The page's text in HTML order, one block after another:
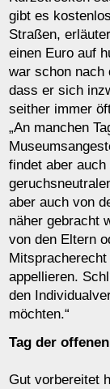
gibt es
Straßen,
einen Euro auf
war schon nach
dass er sich
seither immer
„An manchen
findet aber
aber auch von
näher gebracht
von den Eltern
appellieren.
den
möchten.“
Tag der
Gut vorbereitet